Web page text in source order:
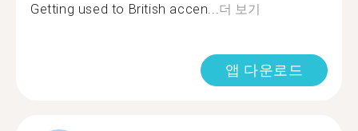
Getting used to British accen... 더 보기
앱 다운로드